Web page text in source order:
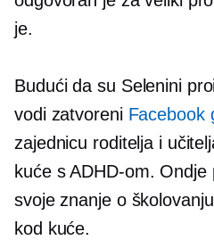
je.
Budući da su Selenini
vodi zatvoreni Facebook
zajednicu roditelja i
kuće s ADHD-om.
svoje znanje o
kod kuće.